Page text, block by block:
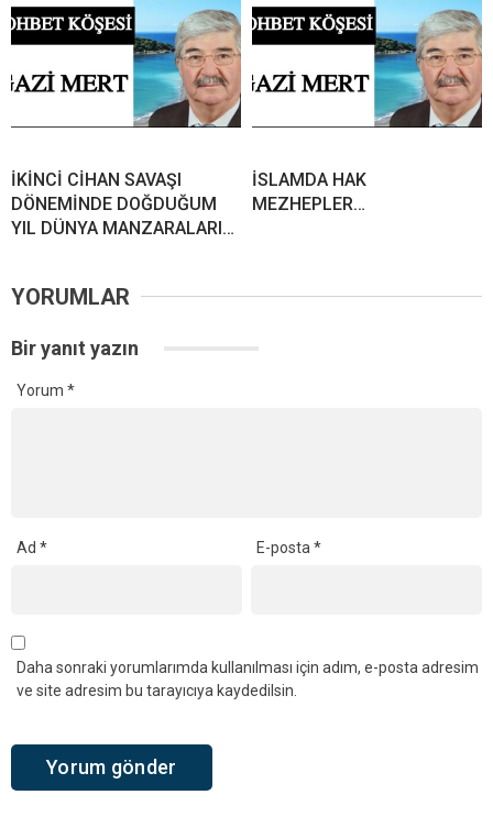
İKİNCİ CİHAN SAVAŞI
DÖNEMİNDE DOĞDUĞUM
YIL DÜNYA MANZARALARI…
İSLAMDA HAK
MEZHEPLER…
YORUMLAR
Bir yanıt yazın
Yorum *
Ad * E-posta*
Daha sonraki yorumlarımda kullanılması için adım, e-posta adresim
ve site adresim bu tarayıcıya kaydedilsin.